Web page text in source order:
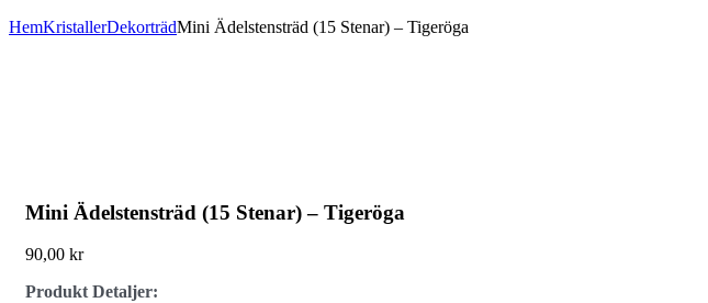
HemKristallerDekorträdMini Ädelstensträd (15 Stenar) – Tigeröga
Mini Ädelstensträd (15 Stenar) – Tigeröga
90,00 kr
Produkt Detaljer: